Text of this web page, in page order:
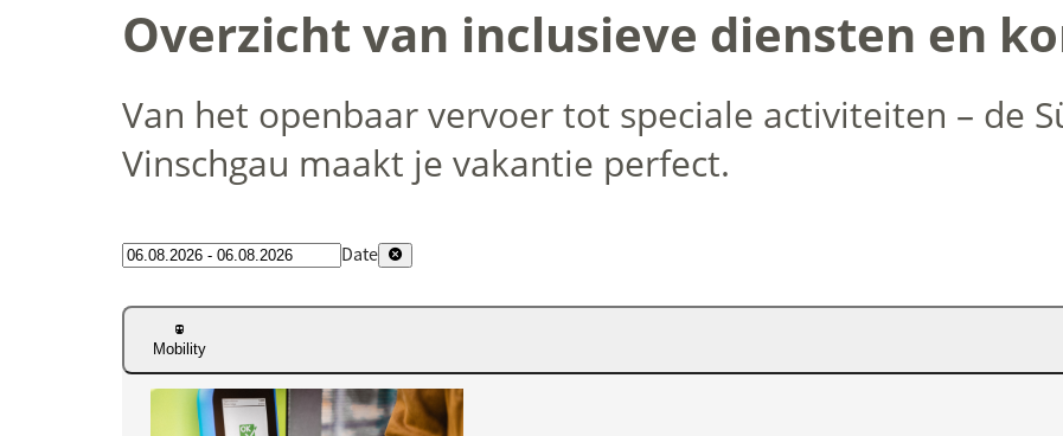
Overzicht van inclusieve diensten en
Van het openbaar vervoer tot speciale activiteiten – de
Vinschgau maakt je vakantie perfect.